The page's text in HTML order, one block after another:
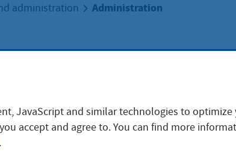
administration Administration
JavaScript and similar technologies to optimize
accept and agree to. You can find more
.